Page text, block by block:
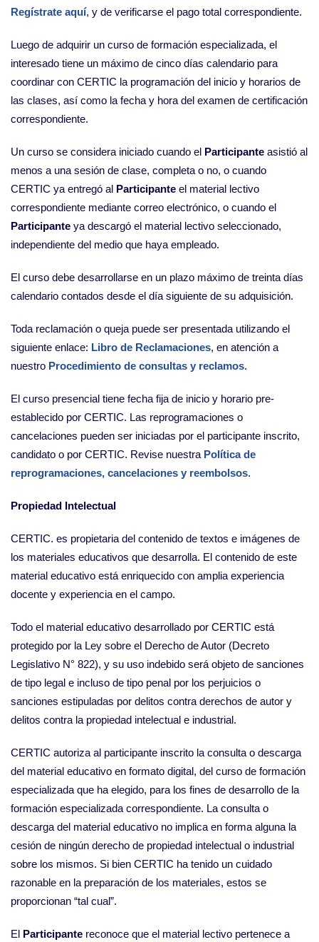
Regístrate aquí, y de verificarse el pago total correspondiente.
Luego de adquirir un curso de formación especializada, el
interesado tiene un máximo de cinco días calendario para
coordinar con CERTIC la programación del inicio y horarios de
las clases, así como la fecha y hora del examen de certificación
correspondiente.
Un curso se considera iniciado cuando el Participante asistió al
menos a una sesión de clase, completa o no, o cuando
CERTIC ya entregó al Participante el material lectivo
correspondiente mediante correo electrónico, o cuando el
Participante ya descargó el material lectivo seleccionado,
independiente del medio que haya empleado.
El curso debe desarrollarse en un plazo máximo de treinta días
calendario contados desde el día siguiente de su adquisición.
Toda reclamación o queja puede ser presentada utilizando el
siguiente enlace: Libro de Reclamaciones, en atención a
nuestro Procedimiento de consultas y reclamos.
El curso presencial tiene fecha fija de inicio y horario pre-
establecido por CERTIC. Las reprogramaciones o
cancelaciones pueden ser iniciadas por el participante inscrito,
candidato o por CERTIC. Revise nuestra Política de
reprogramaciones, cancelaciones y reembolsos.
Propiedad Intelectual
CERTIC. es propietaria del contenido de textos e imágenes de
los materiales educativos que desarrolla. El contenido de este
material educativo está enriquecido con amplia experiencia
docente y experiencia en el campo.
Todo el material educativo desarrollado por CERTIC está
protegido por la Ley sobre el Derecho de Autor (Decreto
Legislativo N° 822), y su uso indebido será objeto de sanciones
de tipo legal e incluso de tipo penal por los perjuicios o
sanciones estipuladas por delitos contra derechos de autor y
delitos contra la propiedad intelectual e industrial.
CERTIC autoriza al participante inscrito la consulta o descarga
del material educativo en formato digital, del curso de formación
especializada que ha elegido, para los fines de desarrollo de la
formación especializada correspondiente. La consulta o
descarga del material educativo no implica en forma alguna la
cesión de ningún derecho de propiedad intelectual o industrial
sobre los mismos. Si bien CERTIC ha tenido un cuidado
razonable en la preparación de los materiales, estos se
proporcionan “tal cual”.
El Participante reconoce que el material lectivo pertenece a